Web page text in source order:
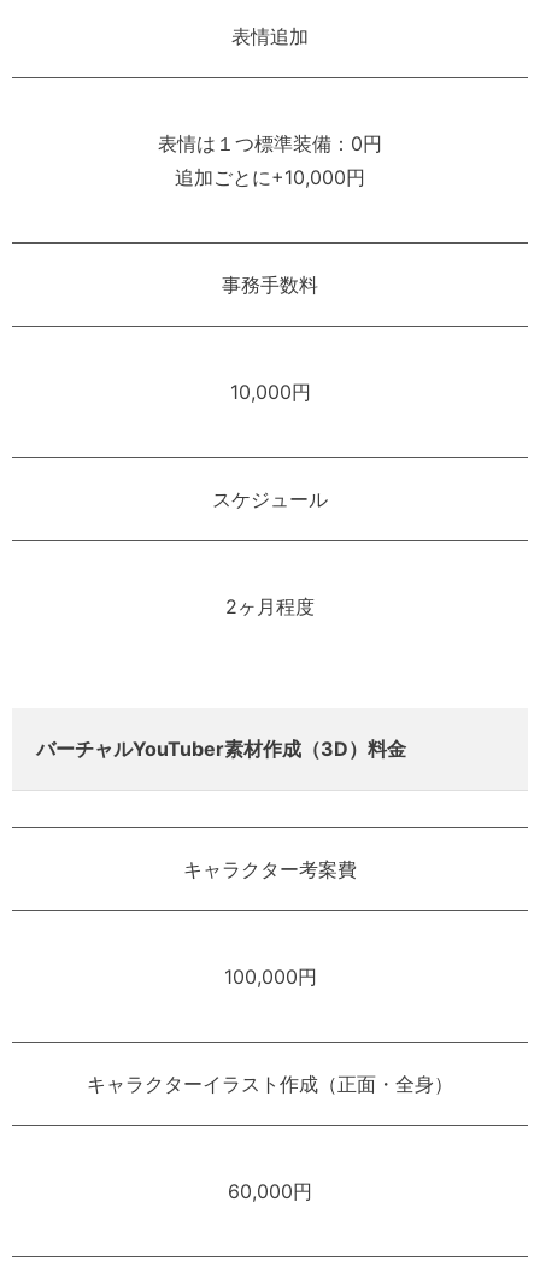
表情追加
表情は１つ標準装備：0円
追加ごとに+10,000円
事務手数料
10,000円
スケジュール
2ヶ月程度
バーチャルYouTuber素材作成（3D）料金
キャラクター考案費
100,000円
キャラクターイラスト作成（正面・全身）
60,000円